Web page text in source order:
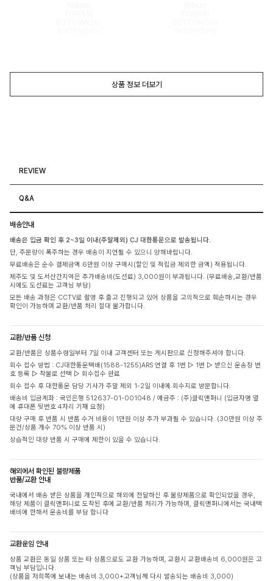
상품 정보 더보기
REVIEW
Q&A
배송안내
배송은 입금 확인 후 2~3일 이내(주말제외) CJ 대한통운으로 발송됩니다.
단, 주문량이 폭주하는 경우 배송이 지연될 수 있으니 양해바랍니다.
무료배송은 순수 결제금액 6만원 이상 구매시(할인 및 적립금 제외한 금액) 적용됩니다.
제주도 및 도서산간지역은 추가배송비(도선료) 3,000원이 부과됩니다. (무료배송,교환/반품
시에도 도선료는 고객님 부담)
모든 배송 과정은 CCTV로 촬영 후 출고 진행되고 있어 상품을 고의적으로 훼손하시는 경우
확인이 가능하며 교환/반품 처리 절대 불가합니다.
교환/반품 신청
교환/반품은 상품수령일부터 7일 이내 고객센터 또는 게시판으로 신청해주셔야 합니다.
회수 접수 방법 : CJ대한통운택배(1588-1255)ARS 연결 후 1번 ▷ 1번 ▷ 받으신 운송장 번
호 등록 ▷ 착불로 선택 ▷ 회수접수 완료
회수 접수 후 대한통운 담당 기사가 주말 제외 1-2일 이내에 회수지로 방문합니다.
배송비 입금계좌 : 국민은행 512637-01-001048 / 예금주 : (주)클릭앤퍼니 (입금자명 옆
에 휴대폰 뒷번호 4자리 기재 요청)
대량 구매 후 반품 시 반품 수거 비용이 1만원 이상 추가 부과될 수 있습니다. (30만원 이상 주
문건/상품 개수 70% 이상 반품 시)
상습적인 대량 반품 시 구매에 제한이 있을 수 있습니다.
해외에서 확인된 불량제품
반품/교환 안내
국내에서 배송 받은 상품을 개인적으로 해외에 전달하신 후 불량제품으로 확인되었을 경우,
해당 제품이 클릭앤퍼니로 도착된 후에 교환/반품 처리가 가능하며, 클릭앤퍼니에서는 국내택
배비에 한해서 운송비를 부담 합니다
교환운임 안내
상품 교환은 동일 상품 또는 타 상품으로도 교환 가능하며, 교환시 교환배송비 6,000원은 고
객님 부담입니다.
(상품을 저희쪽에 보내는 배송비 3,000+고객님께 다시 발송되는 배송비 3,000)